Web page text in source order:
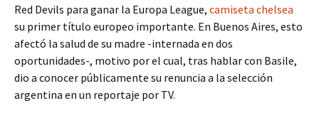
Red Devils para ganar la Europa League, camiseta chelsea
su primer título europeo importante. En Buenos Aires, esto
afectó la salud de su madre -internada en dos
oportunidades-, motivo por el cual, tras hablar con Basile,
dio a conocer públicamente su renuncia a la selección
argentina en un reportaje por TV.